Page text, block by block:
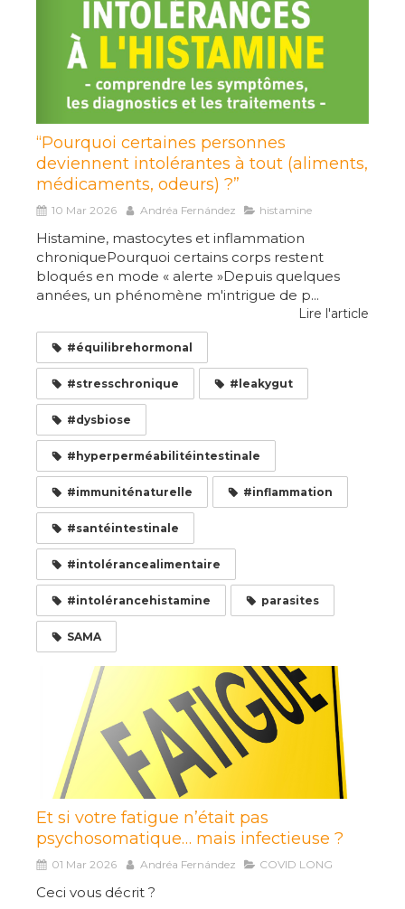
“Pourquoi certaines personnes
deviennent intolérantes à tout (aliments,
médicaments, odeurs) ?”
10 Mar 2026 Andréa Fernández histamine
Histamine, mastocytes et inflammation
chroniquePourquoi certains corps restent
bloqués en mode « alerte »Depuis quelques
années, un phénomène m'intrigue de p...
Lire l'article
#équilibrehormonal
#stresschronique #leakygut
#dysbiose
#hyperperméabilitéintestinale
#immuniténaturelle #inflammation
#santéintestinale
#intolérancealimentaire
#intolérancehistamine parasites
SAMA
Et si votre fatigue n’était pas
psychosomatique… mais infectieuse ?
01 Mar 2026 Andréa Fernández COVID LONG
Ceci vous décrit ?